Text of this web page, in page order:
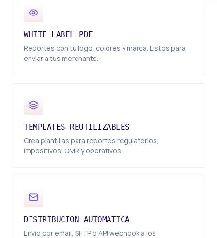
WHITE-LABEL PDF
Reportes con tu logo, colores y marca. Listos para
enviar a tus merchants.
TEMPLATES REUTILIZABLES
Crea plantillas para reportes regulatorios,
impositivos, QMR y operativos.
DISTRIBUCION AUTOMATICA
Envio por email, SFTP o API webhook a los